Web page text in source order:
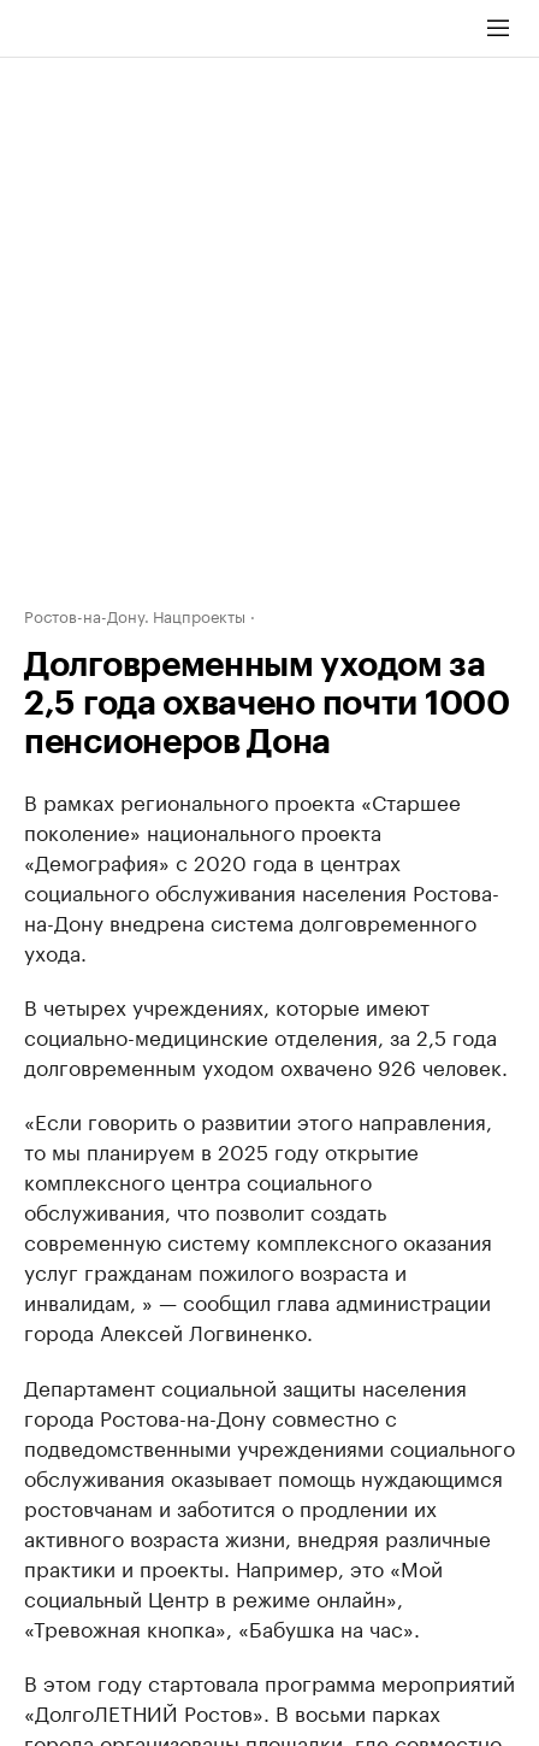
Ростов-на-Дону. Нацпроекты
Долговременным уходом за
2,5 года охвачено почти 1000
пенсионеров Дона
В рамках регионального проекта «Старшее
поколение» национального проекта
«Демография» с 2020 года в центрах
социального обслуживания населения Ростова-
на-Дону внедрена система долговременного
ухода.
В четырех учреждениях, которые имеют
социально-медицинские отделения, за 2,5 года
долговременным уходом охвачено 926 человек.
«Если говорить о развитии этого направления,
то мы планируем в 2025 году открытие
комплексного центра социального
обслуживания, что позволит создать
современную систему комплексного оказания
услуг гражданам пожилого возраста и
инвалидам, » — сообщил глава администрации
города Алексей Логвиненко.
Департамент социальной защиты населения
города Ростова-на-Дону совместно с
подведомственными учреждениями социального
обслуживания оказывает помощь нуждающимся
ростовчанам и заботится о продлении их
активного возраста жизни, внедряя различные
практики и проекты. Например, это «Мой
социальный Центр в режиме онлайн»,
«Тревожная кнопка», «Бабушка на час».
В этом году стартовала программа мероприятий
«ДолгоЛЕТНИЙ Ростов». В восьми парках